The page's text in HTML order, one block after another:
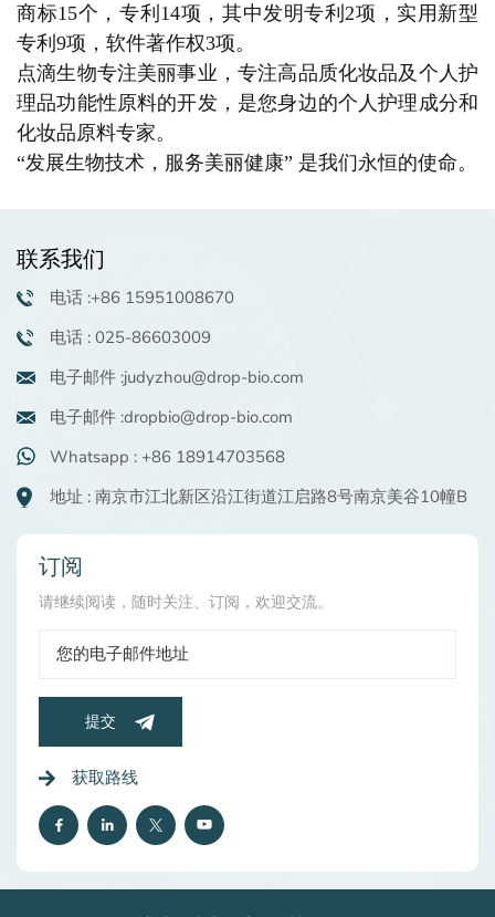
商标15个，专利14项，其中发明专利2项，实用新型
专利9项，软件著作权3项。
点滴生物专注美丽事业，专注高品质化妆品及个人护
理品功能性原料的开发，是您身边的个人护理成分和
化妆品原料专家。
“发展生物技术，服务美丽健康” 是我们永恒的使命。
联系我们
电话 :+86 15951008670
电话 : 025-86603009
电子邮件 :judyzhou@drop-bio.com
电子邮件 :dropbio@drop-bio.com
Whatsapp : +86 18914703568
地址 : 南京市江北新区沿江街道江启路8号南京美谷10幢B
订阅
请继续阅读，随时关注、订阅，欢迎交流。
提交
获取路线